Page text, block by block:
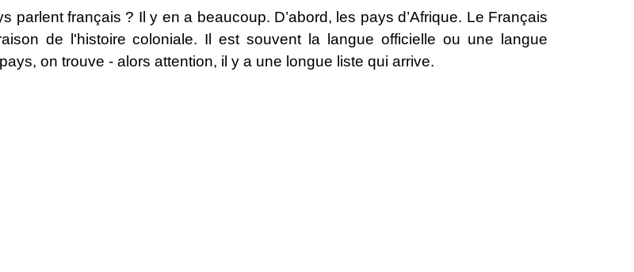
parlent français ? Il y en a beaucoup. D’abord, les pays d’Afrique. Le Français
de l'histoire coloniale. Il est souvent la langue officielle ou une langue
on trouve - alors attention, il y a une longue liste qui arrive.